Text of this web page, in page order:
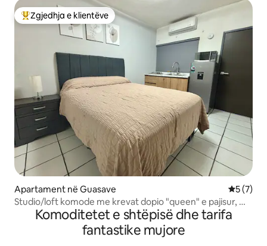
Më të mirat e zgjedhjeve të klientëve
Zgjedhja e klientëve
Apartament në Guasave
5 (7)
Studio/loft komode me krevat dopio "queen" e pajisur, me
garazhKomoditetet e shtëpisë dhe tarifa
fantastike mujore